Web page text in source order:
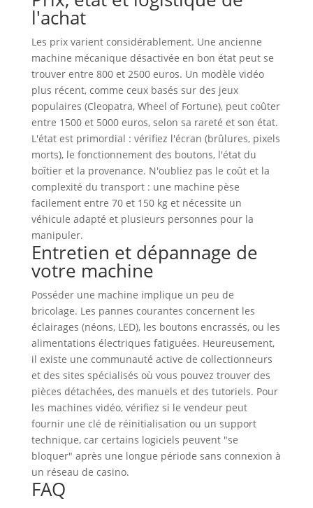
l'achat
Les prix varient considérablement. Une ancienne
machine mécanique désactivée en bon état peut se
trouver entre 800 et 2500 euros. Un modèle vidéo
plus récent, comme ceux basés sur des jeux
populaires (Cleopatra, Wheel of Fortune), peut coûter
entre 1500 et 5000 euros, selon sa rareté et son état.
L'état est primordial : vérifiez l'écran (brûlures, pixels
morts), le fonctionnement des boutons, l'état du
boîtier et la provenance. N'oubliez pas le coût et la
complexité du transport : une machine pèse
facilement entre 70 et 150 kg et nécessite un
véhicule adapté et plusieurs personnes pour la
manipuler.
Entretien et dépannage de
votre machine
Posséder une machine implique un peu de
bricolage. Les pannes courantes concernent les
éclairages (néons, LED), les boutons encrassés, ou les
alimentations électriques fatiguées. Heureusement,
il existe une communauté active de collectionneurs
et des sites spécialisés où vous pouvez trouver des
pièces détachées, des manuels et des tutoriels. Pour
les machines vidéo, vérifiez si le vendeur peut
fournir une clé de réinitialisation ou un support
technique, car certains logiciels peuvent "se
bloquer" après une longue période sans connexion à
un réseau de casino.
FAQ